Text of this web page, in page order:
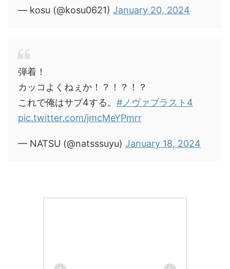
— kosu (@kosu0621) January 20, 2024
弾着！
カッコよくねぇか！？！？！？
これで俺はサブ4する。 #ノヴァブラスト4
pic.twitter.com/jmcMeYPmrr
— NATSU (@natsssuyu) January 18, 2024